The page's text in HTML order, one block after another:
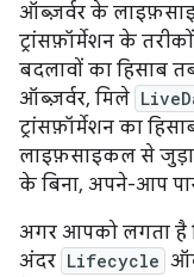
ऑब्ज़र्वर के
ट्रांसफ़ॉर्मेशन के
बदलावों का हिसाब
ऑब्ज़र्वर, मिले
ट्रांसफ़ॉर्मेशन का
लाइफ़साइकल से जुड़ा
के बिना, अपने-आप
अगर आपको लगता
अंदर Lifecycle